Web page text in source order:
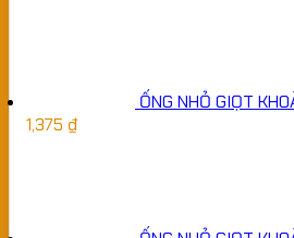
ỐNG NHỎ GIỌT
1,375 ₫